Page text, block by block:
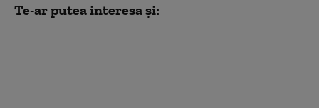
Te-ar putea interesa și: